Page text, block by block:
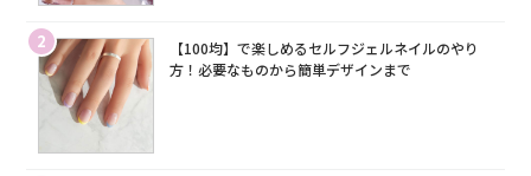
2
【100均】で楽しめるセルフジェルネイルのやり
方！必要なものから簡単デザインまで